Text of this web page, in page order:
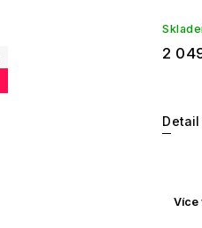
2
Detail
Více